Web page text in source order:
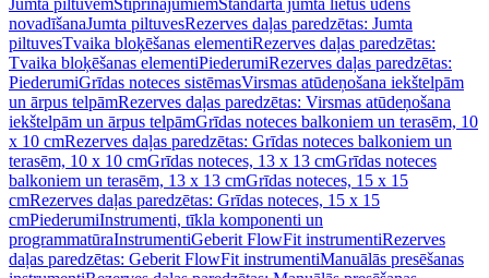
Jumta piltuvēmStiprinājumiemStandarta jumta lietus ūdens
novadīšanaJumta piltuvesRezerves daļas paredzētas: Jumta
piltuvesTvaika bloķēšanas elementiRezerves daļas paredzētas:
Tvaika bloķēšanas elementiPiederumiRezerves daļas paredzētas:
PiederumiGrīdas noteces sistēmasVirsmas atūdeņošana iekštelpām
un ārpus telpāmRezerves daļas paredzētas: Virsmas atūdeņošana
iekštelpām un ārpus telpāmGrīdas noteces balkoniem un terasēm, 10
x 10 cmRezerves daļas paredzētas: Grīdas noteces balkoniem un
terasēm, 10 x 10 cmGrīdas noteces, 13 x 13 cmGrīdas noteces
balkoniem un terasēm, 13 x 13 cmGrīdas noteces, 15 x 15
cmRezerves daļas paredzētas: Grīdas noteces, 15 x 15
cmPiederumiInstrumenti, tīkla komponenti un
programmatūraInstrumentiGeberit FlowFit instrumentiRezerves
daļas paredzētas: Geberit FlowFit instrumentiManuālās presēšanas